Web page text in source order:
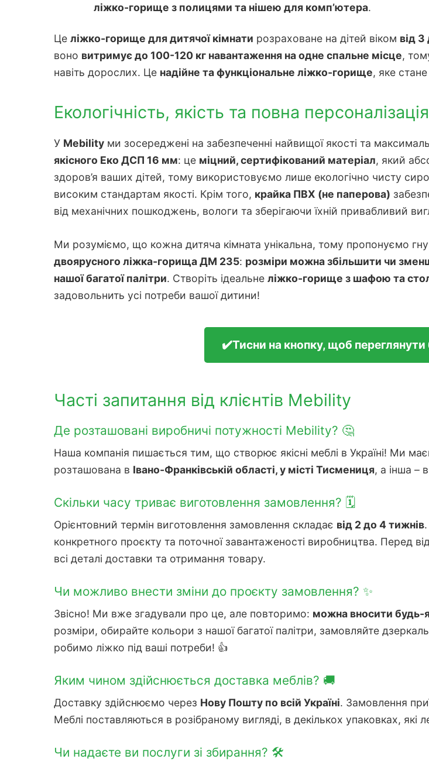
ліжко-горище з полицями та нішею для комп’ютера.
Це ліжко-горище для дитячої кімнати розраховане на дітей віком від 3
воно витримує до 100-120 кг навантаження на одне спальне місце,
навіть дорослих. Це надійне та функціональне ліжко-горище, яке
Екологічність, якість та повна
У Mebility ми зосереджені на забезпеченні найвищої якості та
якісного Еко ДСП 16 мм: це міцний, сертифікований матеріал, який
здоров’я ваших дітей, тому використовуємо лише екологічно чисту
високим стандартам якості. Крім того, крайка ПВХ (не паперова)
від механічних пошкоджень, вологи та зберігаючи їхній привабливий
Ми розуміємо, що кожна дитяча кімната унікальна, тому пропонуємо
двоярусного ліжка-горища ДМ 235: розміри можна збільшити чи
нашої багатої палітри. Створіть ідеальне ліжко-горище з шафою та
задовольнить усі потреби вашої дитини!
✔️Тисни на кнопку, щоб
Часті запитання від клієнтів Mebility
Де розташовані виробничі потужності Mebility? 🤔
Наша компанія пишається тим, що створює якісні меблі в Україні! Ми
розташована в Івано-Франківській області, у місті Тисмениця, а інша – в
Скільки часу триває виготовлення замовлення? 🗓️
Орієнтовний термін виготовлення замовлення складає від 2 до 4 тижнів
конкретного проєкту та поточної завантаженості виробництва. Перед
всі деталі доставки та отримання товару.
Чи можливо внести зміни до проєкту замовлення? ✨
Звісно! Ми вже згадували про це, але повторимо: можна вносити будь-
розміри, обирайте кольори з нашої багатої палітри, замовляйте
робимо ліжко під ваші потреби! 👍
Яким чином здійснюється доставка меблів? 🚚
Доставку здійснюємо через Нову Пошту по всій Україні. Замовлення
Меблі поставляються в розібраному вигляді, в декількох упаковках,
Чи надаєте ви послуги зі збирання? 🛠️